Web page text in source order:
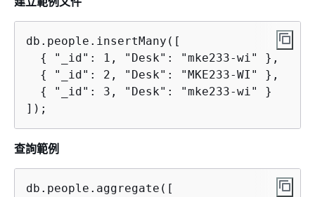
db.people.insertMany([
{
"_id": 1, "Desk": "mke233-wi" },
{
"_id": 2, "Desk": "MKE233-WI" },
{
"_id": 3, "Desk": "mke233-wi" }
]);
查詢範例
db.people.aggregate([